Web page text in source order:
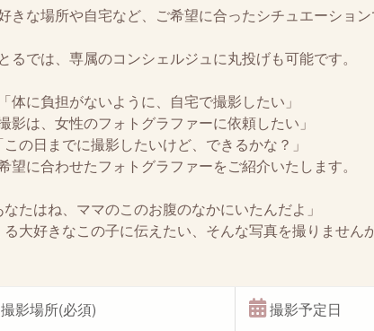
きな場所や自宅など、ご希望に合ったシチュエーション
るでは、専属のコンシェルジュに丸投げも可能です。
「体に負担がないように、自宅で撮影したい」
撮影は、女性のフォトグラファーに依頼したい」
この日までに撮影したいけど、できるかな？」
望に合わせたフォトグラファーをご紹介いたします。
なたはね、ママのこのお腹のなかにいたんだよ」
大好きなこの子に伝えたい、そんな写真を撮りませんか
影場所(必須) 撮影予定日